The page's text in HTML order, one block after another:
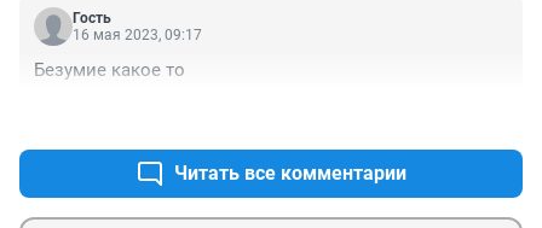
Гость
16 мая 2023, 09:17
Безумие какое то
Читать все комментарии